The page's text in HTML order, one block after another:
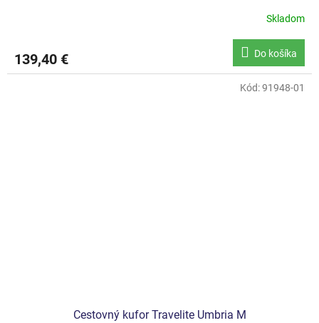
Skladom
139,40 € Do košíka
Cestovný kufor Travelite Umbria M
Kód:91948-01